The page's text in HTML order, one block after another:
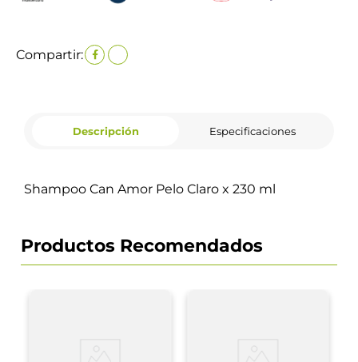
Compartir:
Descripción Especificaciones
Shampoo Can Amor Pelo Claro x 230 ml
Productos Recomendados